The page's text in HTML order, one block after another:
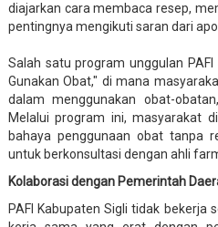
diajarkan cara membaca resep,
pentingnya mengikuti saran dari
Salah satu program unggulan
Gunakan Obat," di mana
dalam menggunakan obat-
Melalui program ini, masyarakat
bahaya penggunaan obat tanpa
untuk berkonsultasi dengan ahli
Kolaborasi dengan Pemerintah
PAFI Kabupaten Sigli tidak bekerja